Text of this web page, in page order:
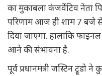
का मुकाबला कंजर्वेटिव नेता
परिणाम आज ही शाम 7 बजे
दिया जाएगा. हालांकि
आने की संभावना है.
पूर्व प्रधानमंत्री जस्टिन